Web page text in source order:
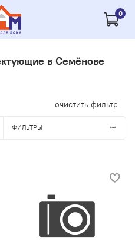
0
в Семёнове
очистить фильтр
ФИЛЬТРЫ